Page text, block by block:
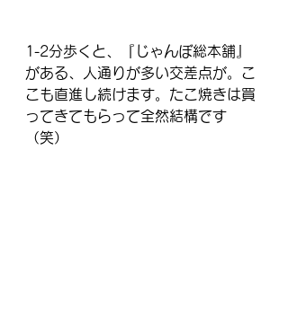
1-2分歩くと、『じゃんぼ総本舗』
がある、人通りが多い交差点が。こ
こも直進し続けます。たこ焼きは買
ってきてもらって全然結構です
（笑）